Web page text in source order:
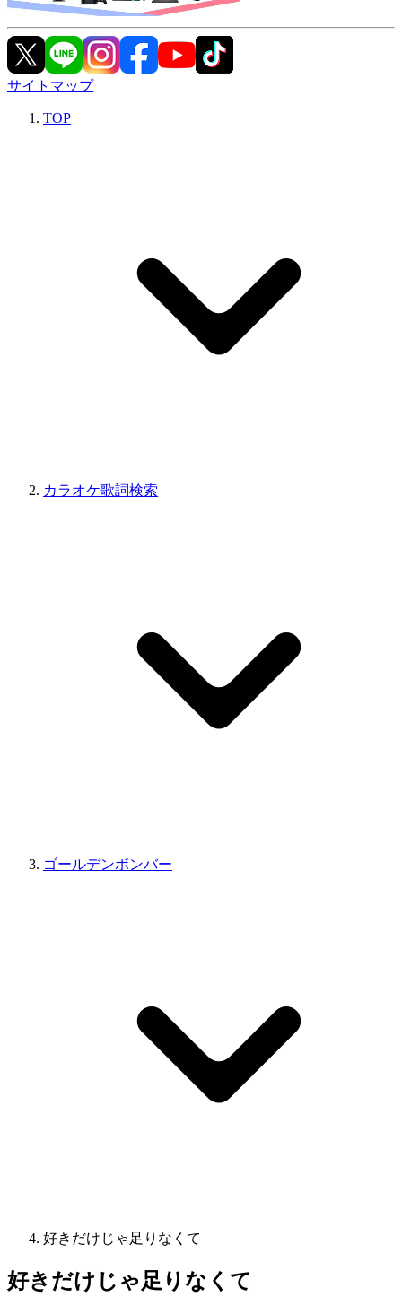
サイトマップ
TOP
カラオケ歌詞検索
ゴールデンボンバー
好きだけじゃ足りなくて
好きだけじゃ足りなくて